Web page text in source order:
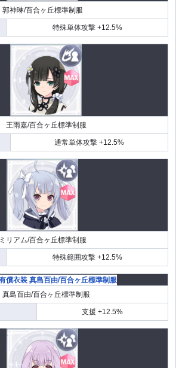
郭神琳/百合ヶ丘標準制服
特殊単体攻撃 +12.5%
王雨嘉/百合ヶ丘標準制服
通常単体攻撃 +12.5%
ミリアム/百合ヶ丘標準制服
特殊範囲攻撃 +12.5%
真島百由/百合ヶ丘標準制服
支援 +12.5%